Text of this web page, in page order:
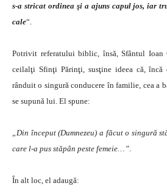
s-a stricat ordinea şi a ajuns capul jos, iar
cale“.
Potrivit referatului biblic, însă, Sfântul Ioan
ceilalţi Sfinţi Părinţi, susţine ideea că, încă
rânduit o singură conducere în familie, cea a
se supună lui. El spune:
„Din început (Dumnezeu) a făcut o singură
care l-a pus stăpân peste femeie…”
În alt loc, el adaugă: